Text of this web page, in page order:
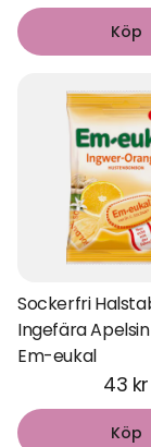
Köp
Sockerfri
Ingefära
Em-eukal
43 kr
Köp